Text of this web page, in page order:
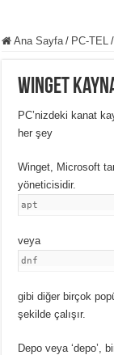
Ana Sayfa / PC-TEL /
Winget
PC’nizdeki kanat
her şey
Winget, Microsoft
yöneticisidir.
apt
veya
dnf
gibi diğer birçok
şekilde çalışır.
Depo veya ‘depo’,